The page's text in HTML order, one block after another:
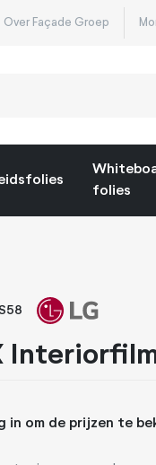
Over Façade Groep
folies
in om de prijzen te